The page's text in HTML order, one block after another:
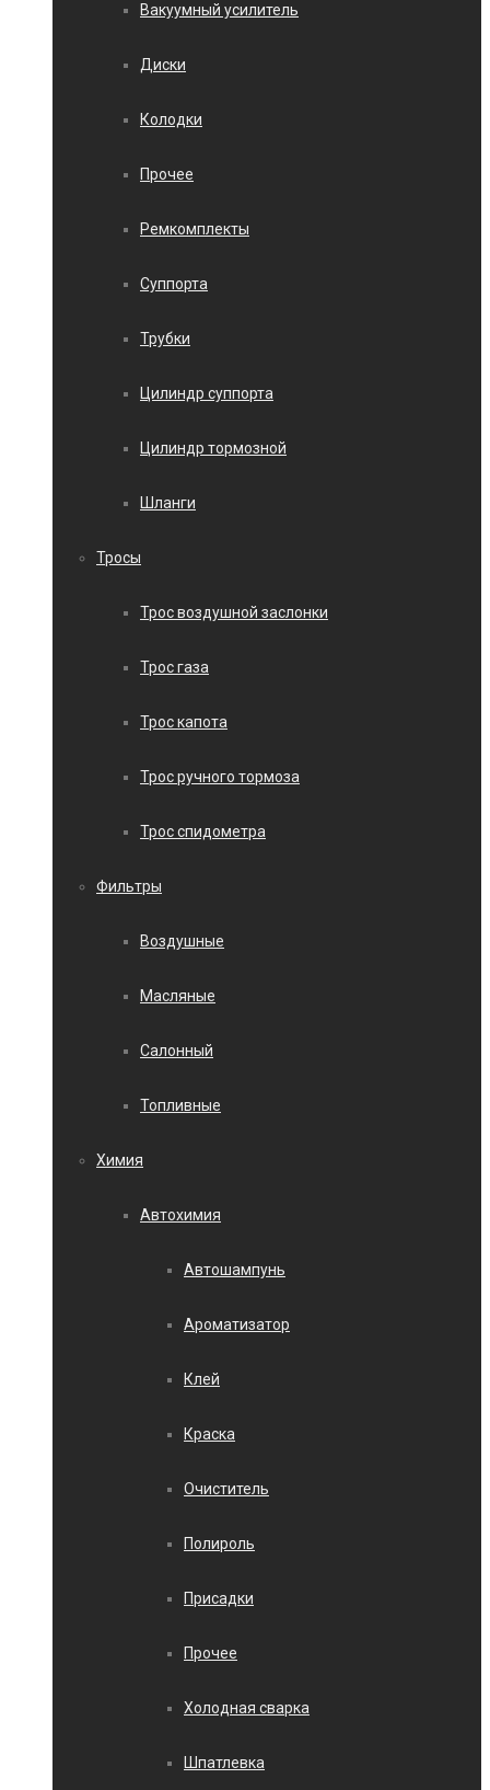
Вакуумный усилитель
Диски
Колодки
Прочее
Ремкомплекты
Суппорта
Трубки
Цилиндр суппорта
Цилиндр тормозной
Шланги
Тросы
Трос воздушной заслонки
Трос газа
Трос капота
Трос ручного тормоза
Трос спидометра
Фильтры
Воздушные
Масляные
Салонный
Топливные
Химия
Автохимия
Автошампунь
Ароматизатор
Клей
Краска
Очиститель
Полироль
Присадки
Прочее
Холодная сварка
Шпатлевка